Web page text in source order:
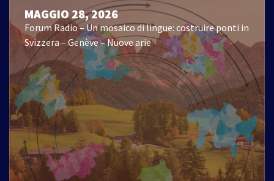
MAGGIO 28, 2026
Forum Radio – Un mosaico di lingue: costruire ponti in
Svizzera – Genève – Nuove arie